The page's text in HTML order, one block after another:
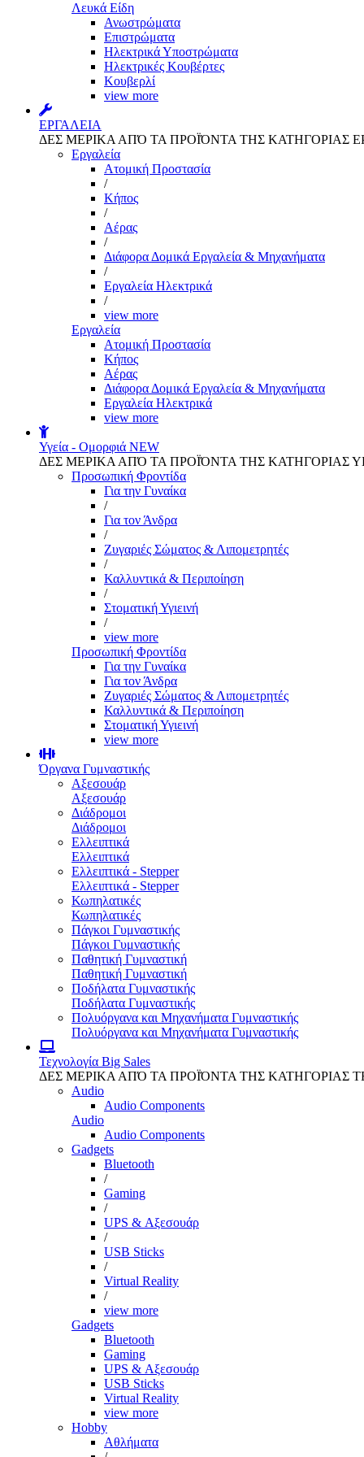
Λευκά Είδη
Ανωστρώματα
Επιστρώματα
Ηλεκτρικά Υποστρώματα
Ηλεκτρικές Κουβέρτες
Κουβερλί
view more
ΕΡΓΑΛΕΙΑ
ΔΕΣ ΜΕΡΙΚΑ ΑΠΌ ΤΑ ΠΡΟΪΌΝΤΑ ΤΗΣ ΚΑΤΗΓΟΡΙΑΣ
Εργαλεία
Aτομική Προστασία
/
Kήπος
/
Αέρας
/
Διάφορα Δομικά Εργαλεία & Μηχανήματα
/
Εργαλεία Ηλεκτρικά
/
view more
Εργαλεία
Aτομική Προστασία
Kήπος
Αέρας
Διάφορα Δομικά Εργαλεία & Μηχανήματα
Εργαλεία Ηλεκτρικά
view more
Υγεία - Ομορφιά NEW
ΔΕΣ ΜΕΡΙΚΑ ΑΠΌ ΤΑ ΠΡΟΪΌΝΤΑ ΤΗΣ ΚΑΤΗΓΟΡΙΑΣ
Προσωπική Φροντίδα
Για την Γυναίκα
/
Για τον Άνδρα
/
Ζυγαριές Σώματος & Λιπομετρητές
/
Καλλυντικά & Περιποίηση
/
Στοματική Υγιεινή
/
view more
Προσωπική Φροντίδα
Για την Γυναίκα
Για τον Άνδρα
Ζυγαριές Σώματος & Λιπομετρητές
Καλλυντικά & Περιποίηση
Στοματική Υγιεινή
view more
Όργανα Γυμναστικής
Αξεσουάρ
Αξεσουάρ
Διάδρομοι
Διάδρομοι
Ελλειπτικά
Ελλειπτικά
Ελλειπτικά - Stepper
Ελλειπτικά - Stepper
Κωπηλατικές
Κωπηλατικές
Πάγκοι Γυμναστικής
Πάγκοι Γυμναστικής
Παθητική Γυμναστική
Παθητική Γυμναστική
Ποδήλατα Γυμναστικής
Ποδήλατα Γυμναστικής
Πολυόργανα και Μηχανήματα Γυμναστικής
Πολυόργανα και Μηχανήματα Γυμναστικής
Τεχνολογία Big Sales
ΔΕΣ ΜΕΡΙΚΑ ΑΠΌ ΤΑ ΠΡΟΪΌΝΤΑ ΤΗΣ ΚΑΤΗΓΟΡΙΑΣ
Audio
Audio Components
Audio
Audio Components
Gadgets
Bluetooth
/
Gaming
/
UPS & Αξεσουάρ
/
USB Sticks
/
Virtual Reality
/
view more
Gadgets
Bluetooth
Gaming
UPS & Αξεσουάρ
USB Sticks
Virtual Reality
view more
Hobby
Αθλήματα